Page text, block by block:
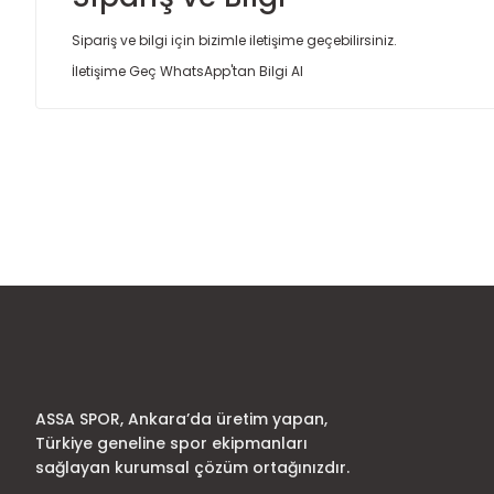
Sipariş ve bilgi için bizimle iletişime geçebilirsiniz.
İletişime Geç WhatsApp'tan Bilgi Al
Ürün bilgilerinde hatalar bulunuyor.
ASSA SPOR, Ankara’da üretim yapan,
Türkiye geneline spor ekipmanları
sağlayan kurumsal çözüm ortağınızdır.